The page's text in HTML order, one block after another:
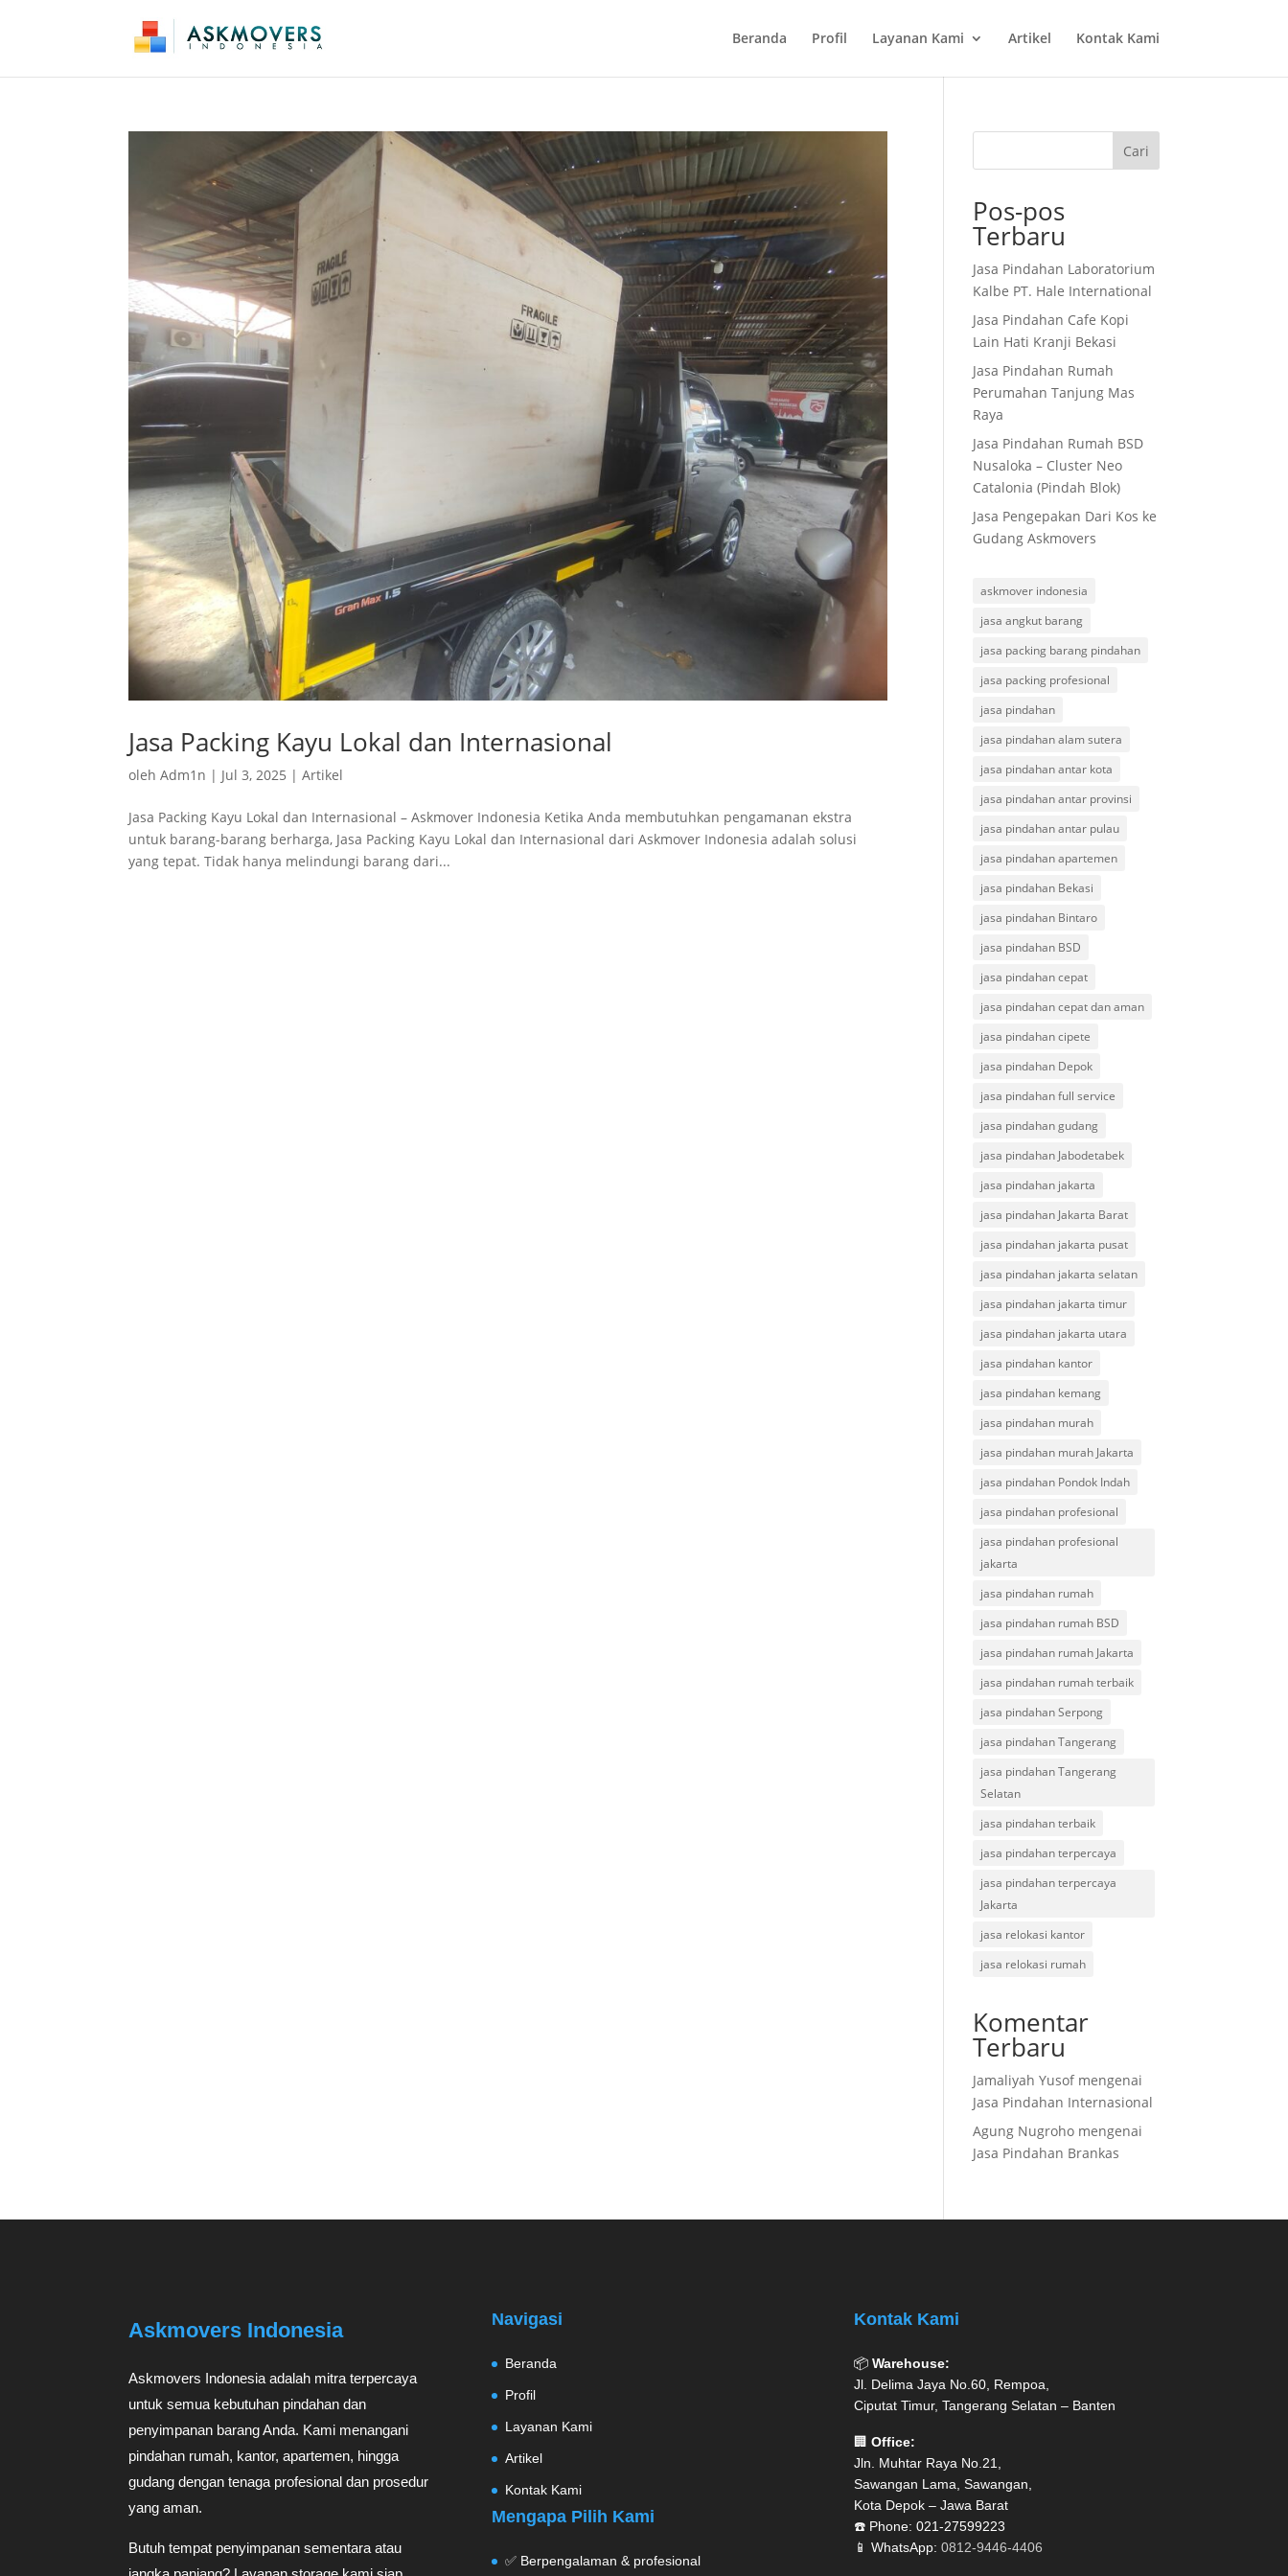
Beranda Profil Layanan Kami Artikel Kontak Kami
Jasa Packing Kayu Lokal dan Internasional
olehAdm1n | Jul 3, 2025 |Artikel
Jasa Packing Kayu Lokal dan Internasional – Askmover Indonesia Ketika Anda membutuhkan pengamanan ekstra
untuk barang-barang berharga, Jasa Packing Kayu Lokal dan Internasional dari Askmover Indonesia adalah solusi
yang tepat. Tidak hanya melindungi barang dari...
Cari
Pos-pos
Terbaru
Jasa Pindahan Laboratorium
Kalbe PT. Hale International
Jasa Pindahan Cafe Kopi
Lain Hati Kranji Bekasi
Jasa Pindahan Rumah
Perumahan Tanjung Mas
Raya
Jasa Pindahan Rumah BSD
Nusaloka – Cluster Neo
Catalonia (Pindah Blok)
Jasa Pengepakan Dari Kos ke
Gudang Askmovers
askmover indonesia
jasa angkut barang
jasa packing barang pindahan
jasa packing profesional
jasa pindahan
jasa pindahan alam sutera
jasa pindahan antar kota
jasa pindahan antar provinsi
jasa pindahan antar pulau
jasa pindahan apartemen
jasa pindahan Bekasi
jasa pindahan Bintaro
jasa pindahan BSD
jasa pindahan cepat
jasa pindahan cepat dan aman
jasa pindahan cipete
jasa pindahan Depok
jasa pindahan full service
jasa pindahan gudang
jasa pindahan Jabodetabek
jasa pindahan jakarta
jasa pindahan Jakarta Barat
jasa pindahan jakarta pusat
jasa pindahan jakarta selatan
jasa pindahan jakarta timur
jasa pindahan jakarta utara
jasa pindahan kantor
jasa pindahan kemang
jasa pindahan murah
jasa pindahan murah Jakarta
jasa pindahan Pondok Indah
jasa pindahan profesional
jasa pindahan profesional
jakarta
jasa pindahan rumah
jasa pindahan rumah BSD
jasa pindahan rumah Jakarta
jasa pindahan rumah terbaik
jasa pindahan Serpong
jasa pindahan Tangerang
jasa pindahan Tangerang
Selatan
jasa pindahan terbaik
jasa pindahan terpercaya
jasa pindahan terpercaya
Jakarta
jasa relokasi kantor
jasa relokasi rumah
Komentar
Terbaru
Jamaliyah Yusofmengenai
Jasa Pindahan Internasional
Agung Nugroho mengenai
Jasa Pindahan Brankas
Askmovers Indonesia
Askmovers Indonesia adalah mitra terpercaya
untuk semua kebutuhan pindahan dan
penyimpanan barang Anda. Kami menangani
pindahan rumah, kantor, apartemen, hingga
gudang dengan tenaga profesional dan prosedur
yang aman.
Butuh tempat penyimpanan sementara atau
Navigasi
Beranda
Profil
Layanan Kami
Artikel
Kontak Kami
Mengapa Pilih Kami
✅ Berpengalaman & profesional
Kontak Kami
📦 Warehouse:
Jl. Delima Jaya No.60, Rempoa,
Ciputat Timur, Tangerang Selatan – Banten
🏢 Office:
Jln. Muhtar Raya No.21,
Sawangan Lama, Sawangan,
Kota Depok – Jawa Barat
☎️ Phone: 021-27599223
📱 WhatsApp: 0812-9446-4406